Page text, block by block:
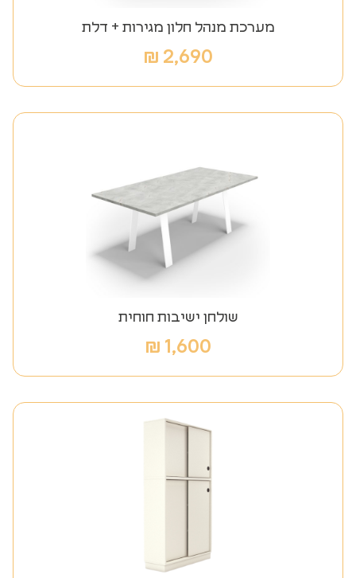
מערכת מנהל חלון מגירות + דלת
2,690
₪
שולחן ישיבות חוחית
1,600
₪